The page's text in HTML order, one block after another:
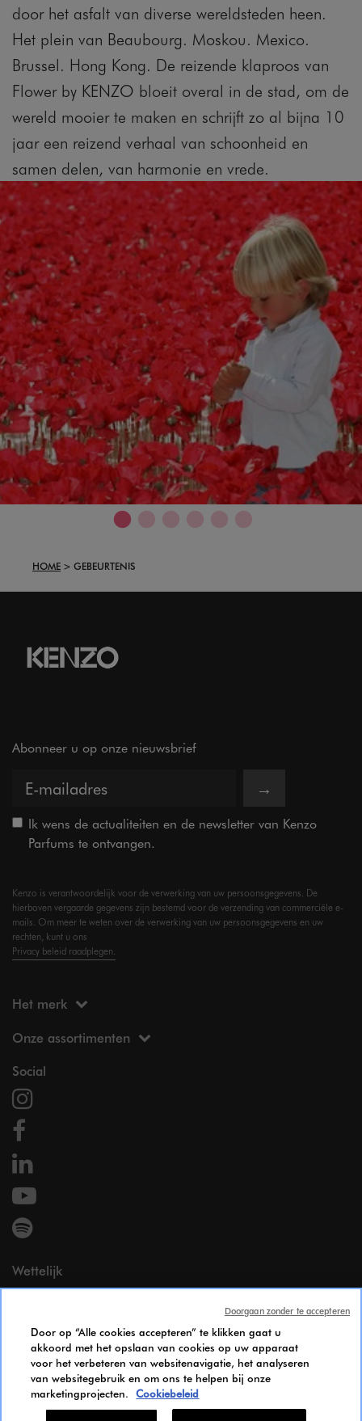
door het asfalt van diverse wereldsteden heen.
Het plein van Beaubourg. Moskou. Mexico.
Brussel. Hong Kong. De reizende klaproos van
Flower by KENZO bloeit overal in de stad, om de
wereld mooier te maken en schrijft zo al bijna 10
jaar een reizend verhaal van schoonheid en
samen delen, van harmonie en vrede.
HOME GEBEURTENIS
Abonneer u op onze nieuwsbrief
→
Ik wens de actualiteiten en de newsletter van Kenzo
Parfums te ontvangen.
Kenzo is verantwoordelijk voor de verwerking van uw persoonsgegevens. De
hierboven vergaarde gegevens zijn bestemd voor de verzending van commerciële e-
mails. Om meer te weten over de verwerking van uw persoonsgegevens en uw
rechten, kunt u ons
Privacy beleid raadplegen.
Het merk
Onze assortimenten
Social
Wettelijk
Wettelijke vermeldingen
Cookie Policy
Bereikbaarheid
Gendergelijkheid Index
Candidates Information Notice
Door op “Alle cookies accepteren” te klikken gaat u
akkoord met het opslaan van cookies op uw apparaat
voor het verbeteren van websitenavigatie, het analyseren
van websitegebruik en om ons te helpen bij onze
marketingprojecten.
Cookiebeleid
Doorgaan zonder te accepteren